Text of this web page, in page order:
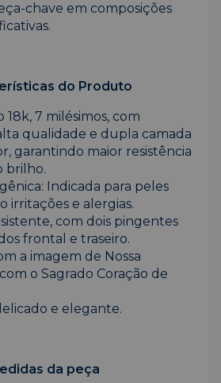
chave em composições
do Produto
7 milésimos, com
qualidade e dupla camada
garantindo maior resistência
brilho.
Indicada para peles
irritações e alergias.
com dois pingentes
frontal e traseiro.
a imagem de Nossa
o Sagrado Coração de
e elegante.
da peça